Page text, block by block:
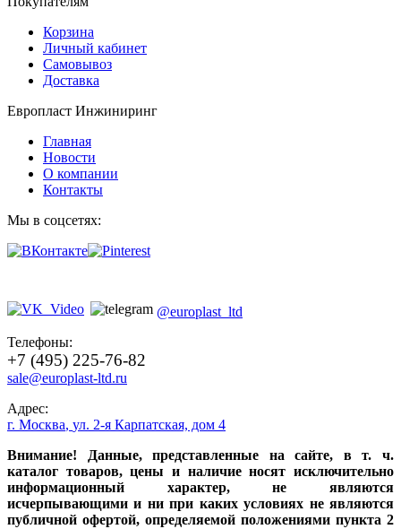
Корзина
Личный кабинет
Самовывоз
Доставка
Европласт Инжиниринг
Главная
Новости
О компании
Контакты
Мы в соцсетях:
@europlast_ltd
Телефоны:
+7 (495) 225-76-82
sale@europlast-ltd.ru
Адрес:
г. Москва, ул. 2-я Карпатская, дом 4
Внимание! Данные, представленные на сайте, в т. ч.
каталог товаров, цены и наличие носят исключительно
информационный характер, не являются
исчерпывающими и ни при каких условиях не являются
публичной офертой, определяемой положениями пункта 2